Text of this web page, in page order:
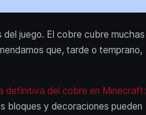
juego. El cobre cubre muchas
que, tarde o temprano,
definitiva del cobre en Minecraft:
bloques y decoraciones pueden